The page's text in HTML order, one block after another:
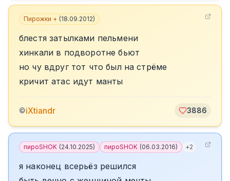
Пирожки + (18.09.2012)
блестя затылками пельмени
хинкали в подворотне бьют
но чу вдруг тот что был на стрёме
кричит атас идут манты
©iXtiandr 3886
пироSHOK (24.10.2025) пироSHOK (06.03.2016) +2
я наконец всерьёз решился